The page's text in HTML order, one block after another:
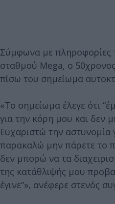
Σύμφωνα με πληροφορίες
σταθμού Mega, ο
πίσω του σημείωμα
«Το σημείωμα έλεγε ότι
για την κόρη μου και δεν
Ευχαριστώ την αστυνομία
παρακαλώ μην πάρετε το
δεν μπορώ να τα
της κατάθλιψής μου
έγινε”», ανέφερε στενός